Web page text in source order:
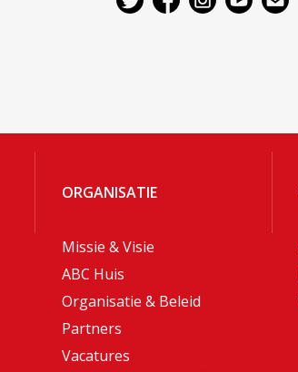
ORGANISATIE
Missie & Visie
ABC Huis
Organisatie & Beleid
Partners
Vacatures